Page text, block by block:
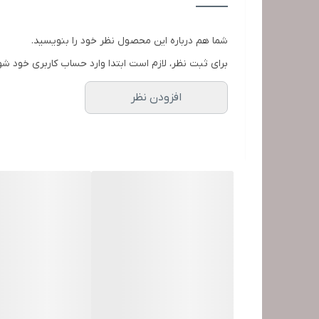
شما هم درباره این محصول نظر خود را بنویسید.
برای ثبت نظر، لازم است ابتدا وارد حساب کاربری خود
افزودن نظر